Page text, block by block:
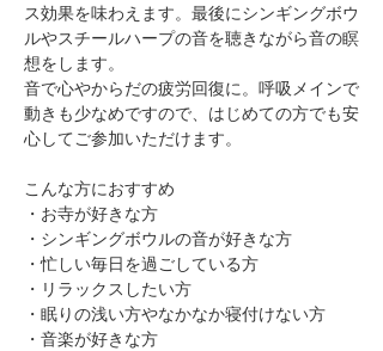
ス効果を味わえます。最後にシンギングボウ
ルやスチールハープの音を聴きながら音の瞑
想をします。
音で心やからだの疲労回復に。呼吸メインで
動きも少なめですので、はじめての方でも安
心してご参加いただけます。
​こんな方におすすめ
・お寺が好きな方
​・シンギングボウルの音が好きな方
​・忙しい毎日を過ごしている方
・リラックスしたい方
・眠りの浅い方やなかなか寝付けない方
​・音楽が好きな方